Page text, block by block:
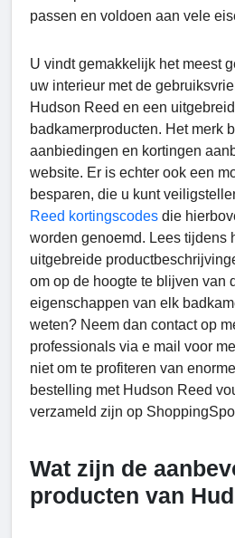
passen en voldoen aan vele
U vindt gemakkelijk het meest
uw interieur met de
Hudson Reed en een
badkamerproducten. Het merk
aanbiedingen en kortingen
website. Er is echter ook een
besparen, die u kunt
Reed kortingscodes die
worden genoemd. Lees tijdens
uitgebreide
om op de hoogte te blijven van
eigenschappen van elk
weten? Neem dan contact op
professionals via e mail voor
niet om te profiteren van
bestelling met Hudson Reed
verzameld zijn op
Wat zijn de
producten van